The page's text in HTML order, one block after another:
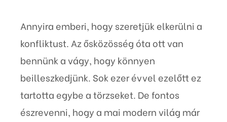
Annyira emberi, hogy szeretjük elkerülni a
konfliktust. Az ősközösség óta ott van
bennünk a vágy, hogy könnyen
beilleszkedjünk. Sok ezer évvel ezelőtt ez
tartotta egybe a törzseket. De fontos
észrevenni, hogy a mai modern világ már